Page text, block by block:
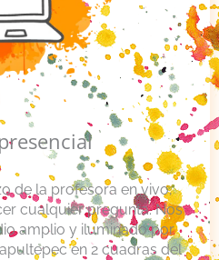
de la profesora en vivo,
cualquier pregunta. Nos
amplio y iluminado por
en 2 cuadras del